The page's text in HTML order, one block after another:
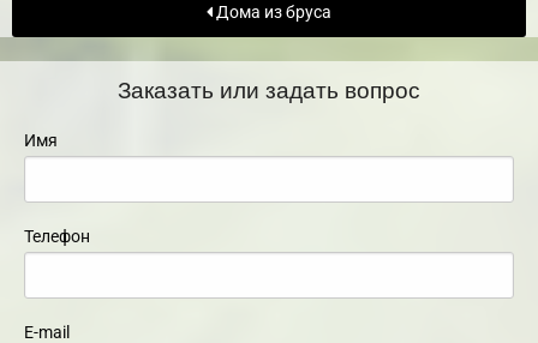
Дома из бруса
Заказать или задать вопрос
Имя
Телефон
E-mail